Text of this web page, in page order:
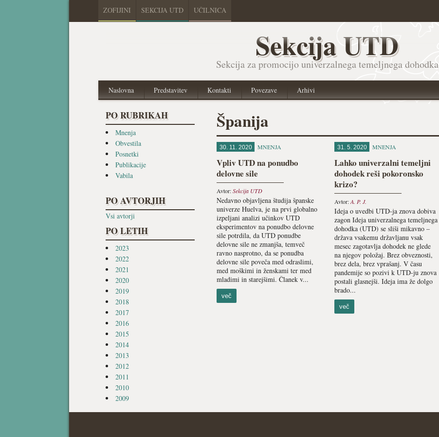
ZOFIJINI SEKCIJA UTD UČILNICA
Sekcija UTD
Sekcija za promocijo univerzalnega temeljnega dohodka
Naslovna Predstavitev Kontakti Povezave Arhivi
PO RUBRIKAH
Mnenja
Obvestila
Posnetki
Publikacije
Vabila
PO AVTORJIH
Vsi avtorji
PO LETIH
2023
2022
2021
2020
2019
2018
2017
2016
2015
2014
2013
2012
2011
2010
2009
Španija
30. 11. 2020 MNENJA
Vpliv UTD na ponudbo
delovne sile
Avtor:Sekcija UTD
Nedavno objavljena študija španske
univerze Huelva, je na prvi globalno
izpeljani analizi učinkov UTD
eksperimentov na ponudbo delovne
sile potrdila, da UTD ponudbe
delovne sile ne zmanjša, temveč
ravno nasprotno, da se ponudba
delovne sile poveča med odraslimi,
med moškimi in ženskami ter med
mladimi in starejšimi. Članek v...
več
31. 5. 2020 MNENJA
Lahko univerzalni temeljni
dohodek reši pokoronsko
krizo?
Avtor:A. P. J.
Ideja o uvedbi UTD-ja znova dobiva
zagon Ideja univerzalnega temeljnega
dohodka (UTD) se sliši mikavno –
država vsakemu državljanu vsak
mesec zagotavlja dohodek ne glede
na njegov položaj. Brez obveznosti,
brez dela, brez vprašanj. V času
pandemije so pozivi k UTD-ju znova
postali glasnejši. Ideja ima že dolgo
brado...
več